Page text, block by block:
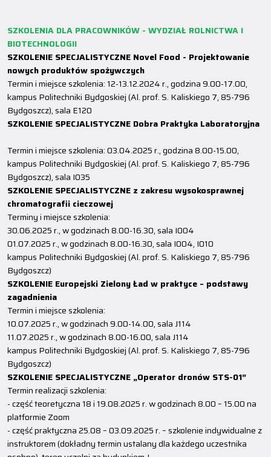
SZKOLENIA DLA PRACOWNIKÓW - WYDZIAŁ ROLNICTWA I
BIOTECHNOLOGII
SZKOLENIE SPECJALISTYCZNE Novel Food - Projektowanie
nowych produktów spożywczych
Termin i miejsce szkolenia: 12-13.12.2024 r., godzina 9.00-17.00,
kampus Politechniki Bydgoskiej (Al. prof. S. Kaliskiego 7, 85-796
Bydgoszcz), sala E120
SZKOLENIE SPECJALISTYCZNE Dobra Praktyka Laboratoryjna
Termin i miejsce szkolenia: 03.04.2025 r., godzina 8.00-15.00,
kampus Politechniki Bydgoskiej (Al. prof. S. Kaliskiego 7, 85-796
Bydgoszcz), sala I035
SZKOLENIE SPECJALISTYCZNE z zakresu wysokosprawnej
chromatografii cieczowej
Terminy i miejsce szkolenia:
30.06.2025 r., w godzinach 8.00-16.30, sala I004
01.07.2025 r., w godzinach 8.00-16.30, sala I004, I010
kampus Politechniki Bydgoskiej (Al. prof. S. Kaliskiego 7, 85-796
Bydgoszcz)
SZKOLENIE Europejski Zielony Ład w praktyce – podstawy
zagadnienia
Termin i miejsce szkolenia:
10.07.2025 r., w godzinach 9.00-14.00, sala J114
11.07.2025 r., w godzinach 8.00-16.00, sala J114
kampus Politechniki Bydgoskiej (Al. prof. S. Kaliskiego 7, 85-796
Bydgoszcz)
SZKOLENIE SPECJALISTYCZNE „Operator dronów STS-01”
Termin realizacji szkolenia:
- część teoretyczna 18 i 19.08.2025 r. w godzinach 8.00 – 15.00 na
platformie Zoom
- część praktyczna 25.08 – 03.09.2025 r. – szkolenie indywidualne z
instruktorem (dokładny termin ustalany dla każdego uczestnika